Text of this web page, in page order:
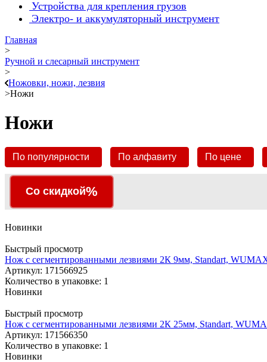
Устройства для крепления грузов
Электро- и аккумуляторный инструмент
Главная
>
Ручной и слесарный инструмент
>
Ножовки, ножи, лезвия
>Ножи
Ножи
По популярности По алфавиту По цене
Со скидкой%
Новинки
Быстрый просмотр
Нож с сегментированными лезвиями 2К 9мм, Standart,
Артикул: 171566925
Количество в упаковке: 1
Новинки
Быстрый просмотр
Нож с сегментированными лезвиями 2К 25мм, Standart,
Артикул: 171566350
Количество в упаковке: 1
Новинки